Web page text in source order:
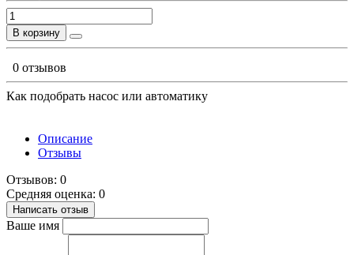
В корзину
0 отзывов
Как подобрать насос или автоматику
Описание
Отзывы
Отзывов: 0
Средняя оценка: 0
Написать отзыв
Ваше имя